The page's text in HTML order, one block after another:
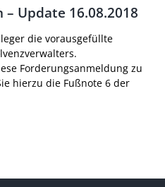
Update 16.08.2018
die vorausgefüllte
Forderungsanmeldung zu
hierzu die Fußnote 6 der